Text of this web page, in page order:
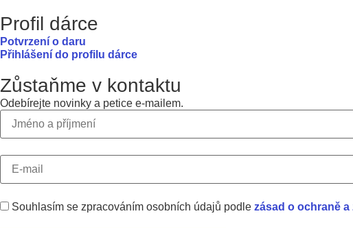
Profil dárce
Potvrzení o daru
Přihlášení do profilu dárce
Zůstaňme v kontaktu
Odebírejte novinky a petice e-mailem.
Souhlasím se zpracováním osobních údajů podle zásad o ochraně